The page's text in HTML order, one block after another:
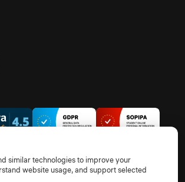
Alle Rechte vorbehalten.
similar technologies to improve your
website usage, and support selected